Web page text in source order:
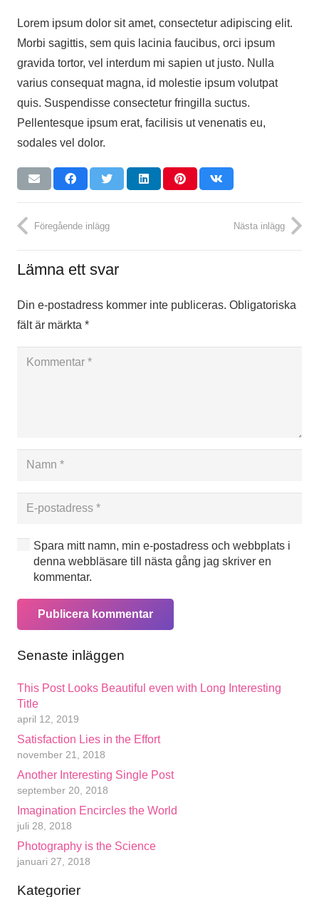
Lorem ipsum dolor sit amet, consectetur adipiscing elit.
Morbi sagittis, sem quis lacinia faucibus, orci ipsum
gravida tortor, vel interdum mi sapien ut justo. Nulla
varius consequat magna, id molestie ipsum volutpat
quis. Suspendisse consectetur fringilla suctus.
Pellentesque ipsum erat, facilisis ut venenatis eu,
sodales vel dolor.
Föregående inlägg Nästa inlägg
Lämna ett svar
Din e-postadress kommer inte publiceras. Obligatoriska
fält är märkta *
Spara mitt namn, min e-postadress och webbplats i
denna webbläsare till nästa gång jag skriver en
kommentar.
Publicera kommentar
Senaste inläggen
This Post Looks Beautiful even with Long Interesting
Title
april 12, 2019
Satisfaction Lies in the Effort
november 21, 2018
Another Interesting Single Post
september 20, 2018
Imagination Encircles the World
juli 28, 2018
Photography is the Science
januari 27, 2018
Kategorier